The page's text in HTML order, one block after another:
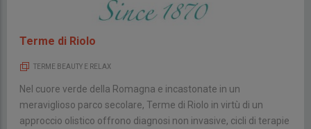
Terme di Riolo
TERME BEAUTY E RELAX
Nel cuore verde della Romagna e incastonate in un
meraviglioso parco secolare, Terme di Riolo in virtù di un
approccio olistico offrono diagnosi non invasive, cicli di terapie